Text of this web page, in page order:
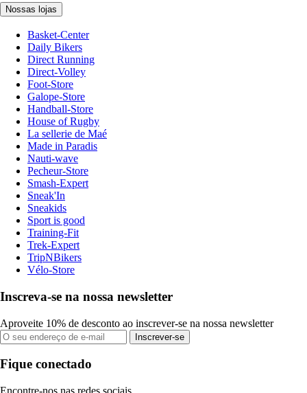
Nossas lojas
Basket-Center
Daily Bikers
Direct Running
Direct-Volley
Foot-Store
Galope-Store
Handball-Store
House of Rugby
La sellerie de Maé
Made in Paradis
Nauti-wave
Pecheur-Store
Smash-Expert
Sneak'In
Sneakids
Sport is good
Training-Fit
Trek-Expert
TripNBikers
Vélo-Store
Inscreva-se na nossa newsletter
Aproveite 10% de desconto ao inscrever-se na nossa newsletter
Inscrever-se
Fique conectado